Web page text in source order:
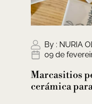
By : NURIA
09 de
Marcasitios
cerámica